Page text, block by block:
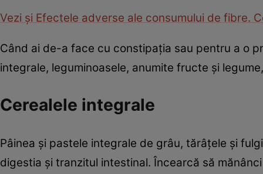
Vezi și Efectele adverse ale consumului de fibre.
Când ai de-a face cu constipația sau pentru a o
integrale, leguminoasele, anumite fructe și
Cerealele integrale
Pâinea și pastele integrale de grâu, tărâțele și
digestia și tranzitul intestinal. Încearcă să